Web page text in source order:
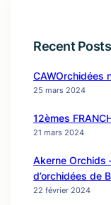
Recent Posts
CAWOrchidées
25 mars 2024
12èmes
21 mars 2024
Akerne Orchids
d’orchidées de
22 février 2024